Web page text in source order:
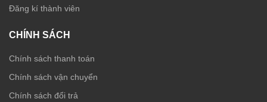
Đăng kí thành viên
CHÍNH SÁCH
Chính sách thanh toán
Chính sách vận chuyển
Chính sách đổi trả